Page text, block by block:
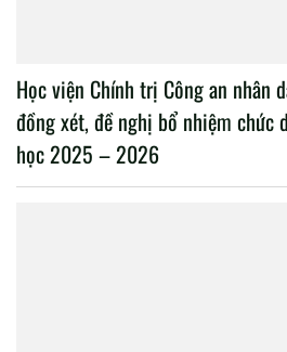
Học viện Chính trị Công an nhân
đồng xét, đề nghị bổ nhiệm chức
học 2025 – 2026